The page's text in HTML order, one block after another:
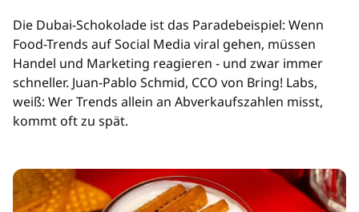
Die Dubai-Schokolade ist das Paradebeispiel: Wenn
Food-Trends auf Social Media viral gehen, müssen
Handel und Marketing reagieren - und zwar immer
schneller. Juan-Pablo Schmid, CCO von Bring! Labs,
weiß: Wer Trends allein an Abverkaufszahlen misst,
kommt oft zu spät.